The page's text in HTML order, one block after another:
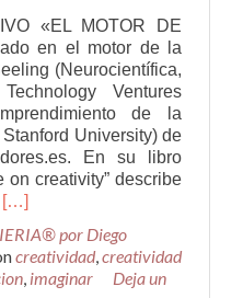
«EL MOTOR DE
en el motor de la
(Neurocientífica,
Ventures
de la
University) de
En su libro
on creativity” describe
Leer
motor
de
la
[…]
por Diego
creatividad,creatividad
, imaginar
Deja un